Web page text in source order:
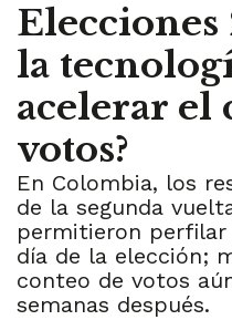
Elecciones
la
acelerar el
votos?
En Colombia, los
de la segunda
permitieron perfilar
día de la elección;
conteo de votos
semanas después.